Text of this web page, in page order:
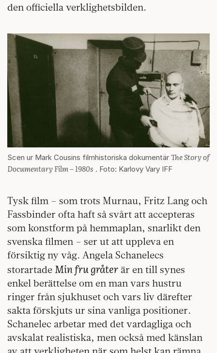
den officiella verklighetsbilden.
Scen ur Mark Cousins filmhistoriska dokumentär The Story of
Documentary Film – 1980s . Foto: Karlovy Vary IFF
Tysk film – som trots Murnau, Fritz Lang och
Fassbinder ofta haft så svårt att accepteras
som konstform på hemmaplan, snarlikt den
svenska filmen – ser ut att uppleva en
försiktig ny våg. Angela Schanelecs
storartade Min fru gråter är en till synes
enkel berättelse om en man vars hustru
ringer från sjukhuset och vars liv därefter
sakta förskjuts ur sina vanliga positioner.
Schanelec arbetar med det vardagliga och
avskalat realistiska, men också med känslan